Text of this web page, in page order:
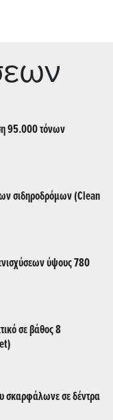
95.000 τόνων
σιδηροδρόμων (Clean
ύψους 780
σε βάθος 8
σκαρφάλωνε σε δέντρα